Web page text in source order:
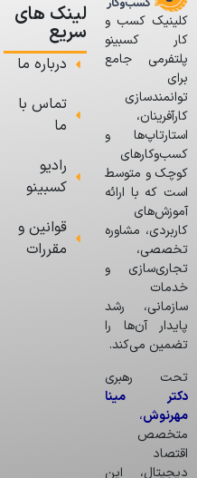
کلینیک کسب و
کار کسبینو
پلتفرمی جامع
برای
توانمندسازی
کارآفرینان،
استارتاپ‌ها و
کسب‌وکارهای
کوچک و متوسط
است که با ارائه
آموزش‌های
کاربردی، مشاوره
تخصصی،
تجاری‌سازی و
خدمات
سازمانی، رشد
پایدار آن‌ها را
تضمین می‌کند.
تحت رهبری
دکتر مینا
مهرنوش،
متخصص
اقتصاد
دیجیتال، این
لینک های
سریع
درباره ما
تماس با
ما
رادیو
کسبینو
قوانین و
مقررات